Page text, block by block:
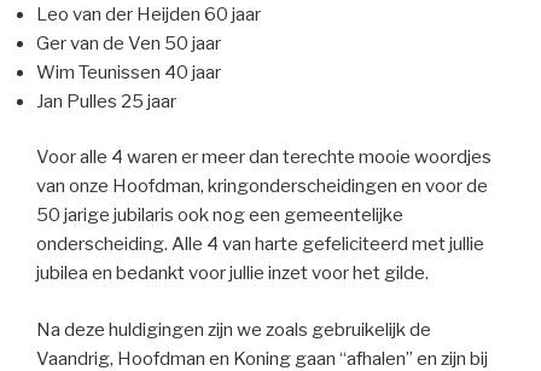
Leo van der Heijden 60 jaar
Ger van de Ven 50 jaar
Wim Teunissen 40 jaar
Jan Pulles 25 jaar
Voor alle 4 waren er meer dan terechte mooie woordjes
van onze Hoofdman, kringonderscheidingen en voor de
50 jarige jubilaris ook nog een gemeentelijke
onderscheiding. Alle 4 van harte gefeliciteerd met jullie
jubilea en bedankt voor jullie inzet voor het gilde.
Na deze huldigingen zijn we zoals gebruikelijk de
Vaandrig, Hoofdman en Koning gaan “afhalen” en zijn bij